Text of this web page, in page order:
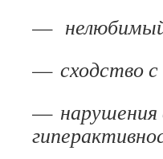
—
— сходство
— нарушения